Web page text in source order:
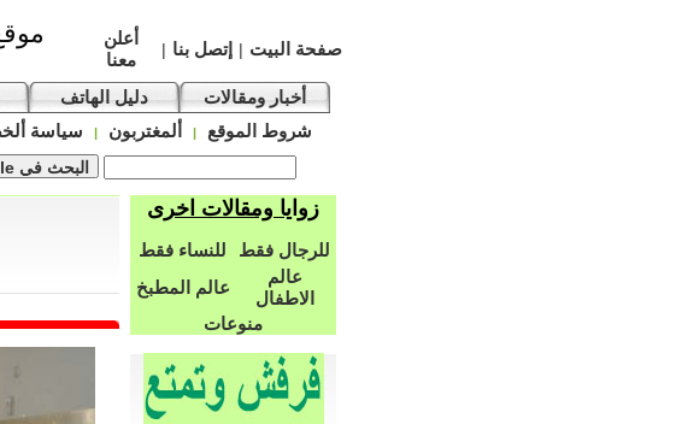
أعلن
معنا
| إتصل بنا | صفحة البيت
دليل الهاتف
أخبار ومقالات
شروط الموقع
| ألمغتربون | سياسة
زوايا ومقالات اخرى
للنساء فقط
للرجال فقط
عالم المطبخ
عالم
الاطفال
منوعات